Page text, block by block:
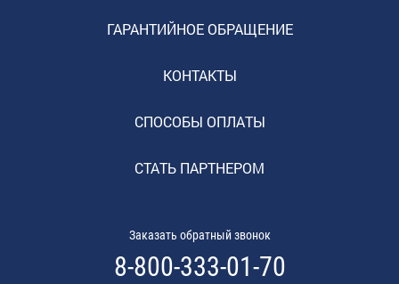
ГАРАНТИЙНОЕ ОБРАЩЕНИЕ
КОНТАКТЫ
СПОСОБЫ ОПЛАТЫ
СТАТЬ ПАРТНЕРОМ
Заказать обратный звонок
8-800-333-01-70